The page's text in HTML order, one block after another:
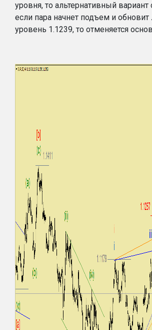
уровня, то альтернативный вариант
если пара начнет подъем и
уровень 1.1239, то отменяется